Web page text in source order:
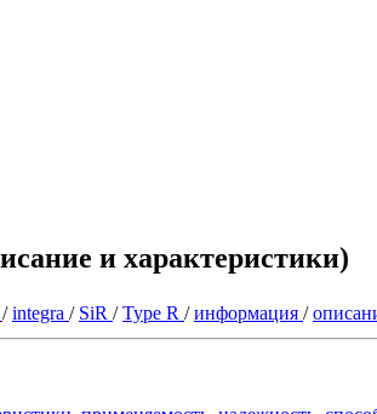
и характеристики)
/integra / SiR /Type R /информация /